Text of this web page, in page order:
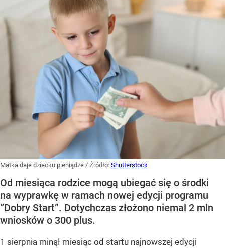
Matka daje dziecku pieniądze / Źródło: Shutterstock
Od miesiąca rodzice mogą ubiegać się o środki
na wyprawkę w ramach nowej edycji programu
“Dobry Start”. Dotychczas złożono niemal 2 mln
wniosków o 300 plus.
1 sierpnia minął miesiąc od startu najnowszej edycji